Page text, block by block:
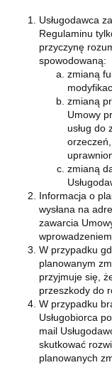
Usługodawca
Regulaminu
przyczynę
spowodowaną:
zmianą
zmianą
Umowy
usług do
zmianą
Informacja o
wysłana na
zawarcia
W przypadku
planowanym
przyjmuje się,
przeszkody do
W przypadku
Usługobiorca
mail
skutkować
planowanych